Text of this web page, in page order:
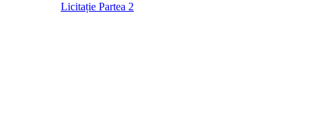
Licitație Partea 2